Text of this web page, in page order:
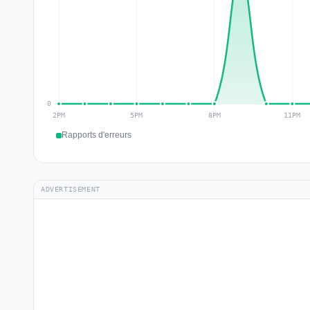
Rapports d'erreurs
ADVERTISEMENT